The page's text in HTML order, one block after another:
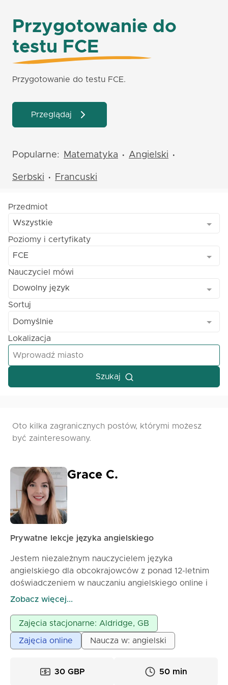
Przygotowanie do
testu FCE
Przygotowanie do testu FCE.
Przeglądaj
Popularne: Matematyka • Angielski •
Serbski • Francuski
Przedmiot
Wszystkie
Poziomy i certyfikaty
FCE
Nauczyciel mówi
Dowolny język
Sortuj
Domyślnie
Lokalizacja
Szukaj
Oto kilka zagranicznych postów, którymi możesz
być zainteresowany.
Grace C.
Prywatne lekcje języka angielskiego
Jestem niezależnym nauczycielem języka
angielskiego dla obcokrajowców z ponad 12-letnim
doświadczeniem w nauczaniu angielskiego online i
za granicą. Podróżuję po świecie, oferując moje
styl nauczania jest skoncentrowany na uczniu i
adaptacyjny, pomagając uczniom postępować we
własnym tempie. Będziemy pracować razem, aby
praktyczne, angażujące i dostosowane do Twoich
Zobacz więcej...
Zajęcia stacjonarne: Aldridge, GB
Zajęcia online Naucza w: angielski
30 GBP 50 min